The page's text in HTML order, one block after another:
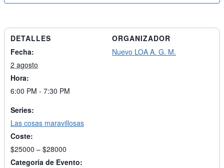
DETALLES
Fecha:
2 agosto
Hora:
6:00 PM - 7:30 PM
Series:
Las cosas maravillosas
Coste:
$25000 – $28000
Categoría de Evento:
ORGANIZADOR
Nuevo LOA A. G. M.